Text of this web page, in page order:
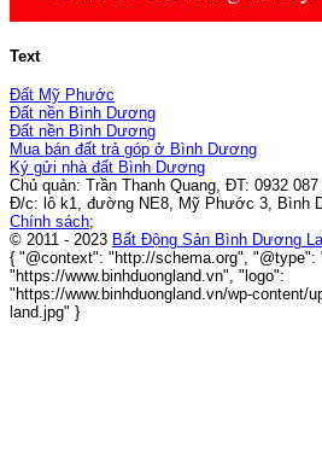
Text
Đất Mỹ Phước
Đất nền Bình Dương
Đất nền Bình Dương
Mua bán đất trả góp ở Bình Dương
Ký gửi nhà đất Bình Dương
Chủ quản: Trần Thanh Quang, ĐT: 0932 087
Đ/c: lô k1, đường NE8, Mỹ Phước 3, Bình
Chính sách;
© 2011 - 2023 Bất Động Sản Bình Dương
{ "@context": "http://schema.org", "@type":
"https://www.binhduongland.vn", "logo":
"https://www.binhduongland.vn/wp-content/
land.jpg" }